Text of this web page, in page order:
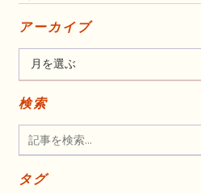
アーカイブ
検索
タグ